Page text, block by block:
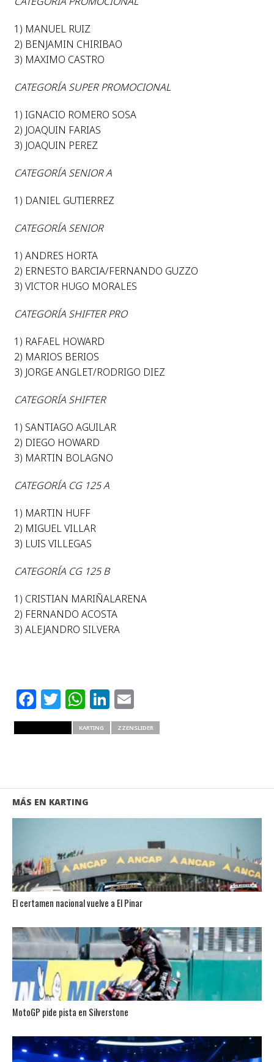
1) MANUEL RUIZ
2) BENJAMIN CHIRIBAO
3) MAXIMO CASTRO
CATEGORÍA SUPER PROMOCIONAL
1) IGNACIO ROMERO SOSA
2) JOAQUIN FARIAS
3) JOAQUIN PEREZ
CATEGORÍA SENIOR A
1) DANIEL GUTIERREZ
CATEGORÍA SENIOR
1) ANDRES HORTA
2) ERNESTO BARCIA/FERNANDO GUZZO
3) VICTOR HUGO MORALES
CATEGORÍA SHIFTER PRO
1) RAFAEL HOWARD
2) MARIOS BERIOS
3) JORGE ANGLET/RODRIGO DIEZ
CATEGORÍA SHIFTER
1) SANTIAGO AGUILAR
2) DIEGO HOWARD
3) MARTIN BOLAGNO
CATEGORÍA CG 125 A
1) MARTIN HUFF
2) MIGUEL VILLAR
3) LUIS VILLEGAS
CATEGORÍA CG 125 B
1) CRISTIAN MARIÑALARENA
2) FERNANDO ACOSTA
3) ALEJANDRO SILVERA
Facebook
Twitter
WhatsApp
LinkedIn
Email
KARTING ZZENSLIDER
MÁS EN KARTING
El certamen nacional vuelve a El Pinar
MotoGP pide pista en Silverstone